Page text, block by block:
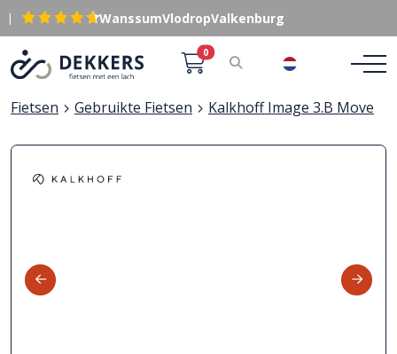
| WanssumVlodropValkenburg
0
Fietsen Gebruikte Fietsen Kalkhoff Image 3.B Move